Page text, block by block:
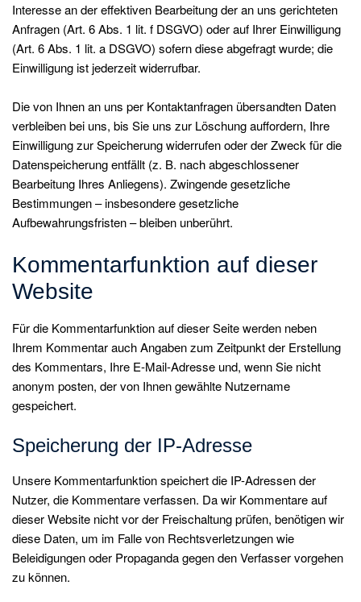
Interesse an der effektiven Bearbeitung der an uns gerichteten
Anfragen (Art. 6 Abs. 1 lit. f DSGVO) oder auf Ihrer Einwilligung
(Art. 6 Abs. 1 lit. a DSGVO) sofern diese abgefragt wurde; die
Einwilligung ist jederzeit widerrufbar.
Die von Ihnen an uns per Kontaktanfragen übersandten Daten
verbleiben bei uns, bis Sie uns zur Löschung auffordern, Ihre
Einwilligung zur Speicherung widerrufen oder der Zweck für die
Datenspeicherung entfällt (z. B. nach abgeschlossener
Bearbeitung Ihres Anliegens). Zwingende gesetzliche
Bestimmungen – insbesondere gesetzliche
Aufbewahrungsfristen – bleiben unberührt.
Kommentar­funktion auf dieser
Website
Für die Kommentarfunktion auf dieser Seite werden neben
Ihrem Kommentar auch Angaben zum Zeitpunkt der Erstellung
des Kommentars, Ihre E-Mail-Adresse und, wenn Sie nicht
anonym posten, der von Ihnen gewählte Nutzername
gespeichert.
Speicherung der IP-Adresse
Unsere Kommentarfunktion speichert die IP-Adressen der
Nutzer, die Kommentare verfassen. Da wir Kommentare auf
dieser Website nicht vor der Freischaltung prüfen, benötigen wir
diese Daten, um im Falle von Rechtsverletzungen wie
Beleidigungen oder Propaganda gegen den Verfasser vorgehen
zu können.